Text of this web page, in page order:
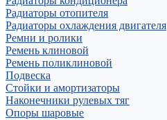
Радиаторы отопителя
Радиаторы охлаждения двигателя
Ремни и ролики
Ремень клиновой
Ремень поликлиновой
Подвеска
Стойки и амортизаторы
Наконечники рулевых тяг
Опоры шаровые